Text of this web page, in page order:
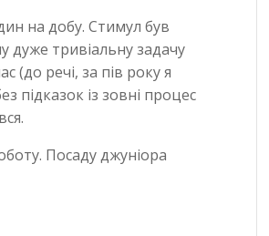
на добу. Стимул був
дуже тривіальну задачу
(до речі, за пів року я
підказок із зовні процес
Посаду джуніора